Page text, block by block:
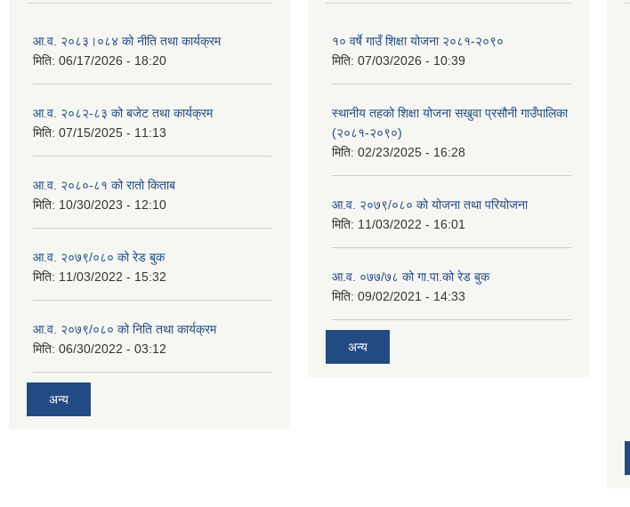
आ.व. २०८३।०८४ को नीति तथा कार्यक्रम
मिति: 06/17/2026 - 18:20
आ.व. २०८२-८३ को बजेट तथा कार्यक्रम
मिति: 07/15/2025 - 11:13
आ.व. २०८०-८१ को रातो किताब
मिति: 10/30/2023 - 12:10
आ.व. २०७९/०८० को रेड बुक
मिति: 11/03/2022 - 15:32
आ.व. २०७९/०८० को निति तथा कार्यक्रम
मिति: 06/30/2022 - 03:12
अन्य
१० वर्षे गाउँ शिक्षा योजना २०८१-२०९०
मिति: 07/03/2026 - 10:39
स्थानीय तहको शिक्षा योजना सखुवा प्रसौनी गाउँपालिका
(२०८१-२०९०)
मिति: 02/23/2025 - 16:28
आ.व. २०७९/०८० को योजना तथा परियोजना
मिति: 11/03/2022 - 16:01
आ.व. ०७७/७८ को गा.पा.को रेड बुक
मिति: 09/02/2021 - 14:33
अन्य